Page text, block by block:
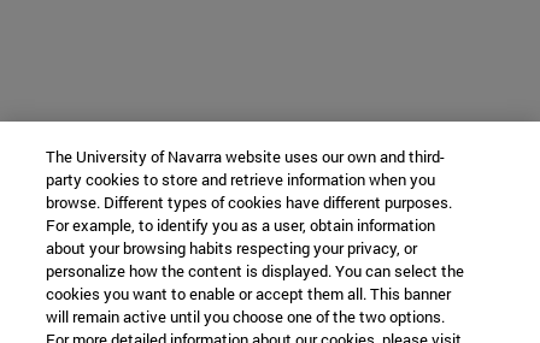
The University of Navarra website uses our own and third-
party cookies to store and retrieve information when you
browse. Different types of cookies have different purposes.
For example, to identify you as a user, obtain information
about your browsing habits respecting your privacy, or
personalize how the content is displayed. You can select the
cookies you want to enable or accept them all. This banner
will remain active until you choose one of the two options.